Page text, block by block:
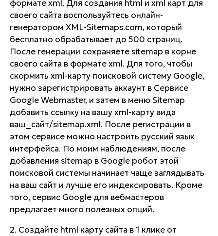
формате xml. Для создания html и xml карт для
своего сайта воспользуйтесь онлайн-
генератором XML-Sitemaps.com, который
бесплатно обрабатывает до 500 страниц.
После генерации сохраняете sitemap в корне
своего сайта в формате xml. Для того, чтобы
скормить xml-карту поисковой систему Google,
нужно зарегистрировать аккаунт в Сервисе
Google Webmaster, и затем в меню Sitemap
добавить ссылку на вашу xml-карту вида
ваш_сайт/sitemap.xml. После регистрации в
этом сервисе можно настроить русский язык
интерфейса. По моим наблюдениям, после
добавления sitemap в Google робот этой
поисковой системы начинает чаще заглядывать
на ваш сайт и лучше его индексировать. Кроме
того, сервис Google для вебмастеров
предлагает много полезных опций.
2. Создайте html карту сайта в 1 клике от